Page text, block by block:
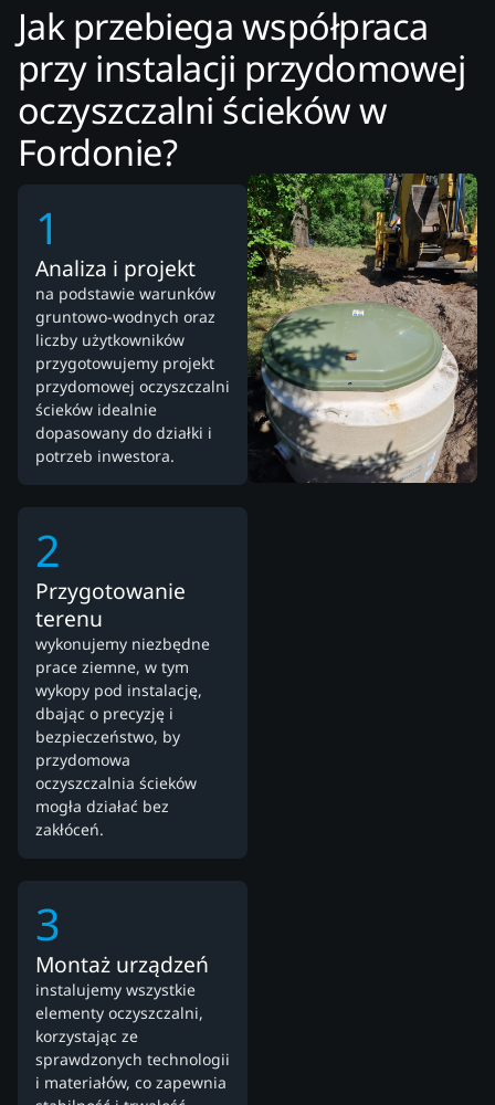
Jak przebiega współpraca
przy instalacji przydomowej
oczyszczalni ścieków w
Fordonie?
1
Analiza i projekt
na podstawie warunków
gruntowo-wodnych oraz
liczby użytkowników
przygotowujemy projekt
przydomowej oczyszczalni
ścieków idealnie
dopasowany do działki i
potrzeb inwestora.
2
Przygotowanie
terenu
wykonujemy niezbędne
prace ziemne, w tym
wykopy pod instalację,
dbając o precyzję i
bezpieczeństwo, by
przydomowa
oczyszczalnia ścieków
mogła działać bez
zakłóceń.
3
Montaż urządzeń
instalujemy wszystkie
elementy oczyszczalni,
korzystając ze
sprawdzonych technologii
i materiałów, co zapewnia